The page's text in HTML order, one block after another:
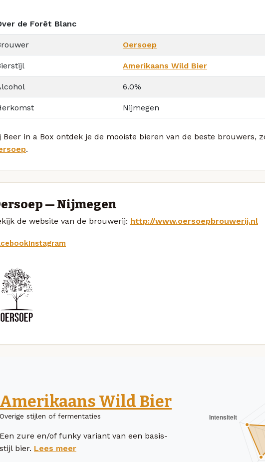
de Forêt Blanc
Oersoep
Amerikaans Wild Bier
6.0%
Nijmegen
Beer in a Box ontdek je de mooiste bieren van de beste brouwers,
.
— Nijmegen
de website van de brouwerij: http://www.oersoepbrouwerij.nl
Instagram
Amerikaans Wild Bier
Overige stijlen of fermentaties
Een zure en/of funky variant van een basis-
stijl bier. Lees meer